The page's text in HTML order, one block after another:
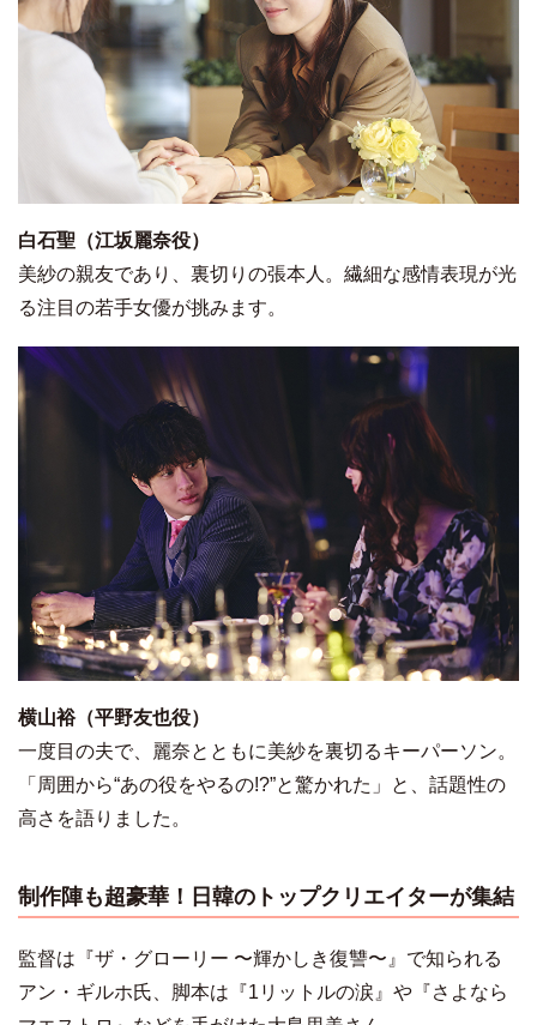
白石聖（江坂麗奈役）
美紗の親友であり、裏切りの張本人。繊細な感情表現が光
る注目の若手女優が挑みます。
横山裕（平野友也役）
一度目の夫で、麗奈とともに美紗を裏切るキーパーソン。
「周囲から“あの役をやるの!?”と驚かれた」と、話題性の
高さを語りました。
制作陣も超豪華！日韓のトップクリエイターが集結
監督は『ザ・グローリー 〜輝かしき復讐〜』で知られる
アン・ギルホ氏、脚本は『1リットルの涙』や『さよなら